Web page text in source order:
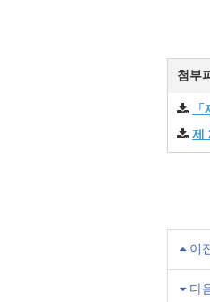
첨부
제
이
다